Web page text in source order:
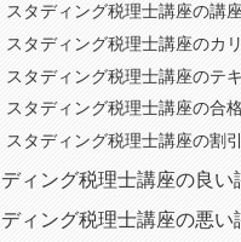
スタディング税理士講座の講
スタディング税理士講座のカ
スタディング税理士講座のテ
スタディング税理士講座の合
スタディング税理士講座の割
ィング税理士講座の良い
ィング税理士講座の悪い